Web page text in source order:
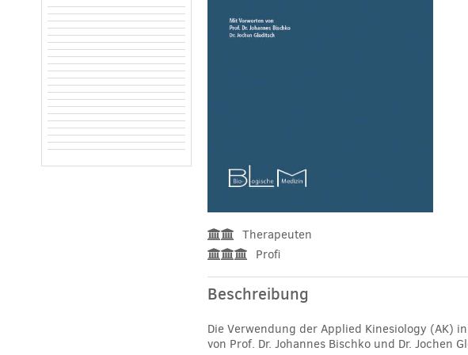
Therapeuten
Profi
Beschreibung
Die Verwendung der Applied Kinesiology (AK)
von Prof. Dr. Johannes Bischko und Dr. Jochen